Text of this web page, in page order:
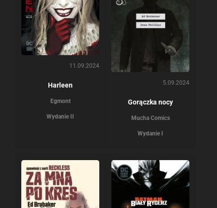
11.09.2024
Harleen
Egmont
Wydanie II
5.09.2024
Gorączka nocy
Mucha Comics
Wydanie I